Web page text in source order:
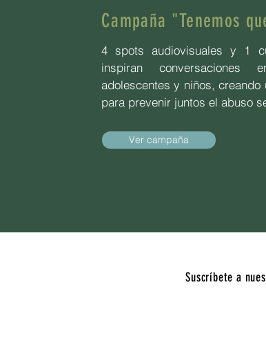
Campaña "Tenemos
4 spots audiovisuales y 1
inspiran conversaciones
adolescentes y niños, creando
para prevenir juntos el abuso
Ver campaña
Suscríbete a